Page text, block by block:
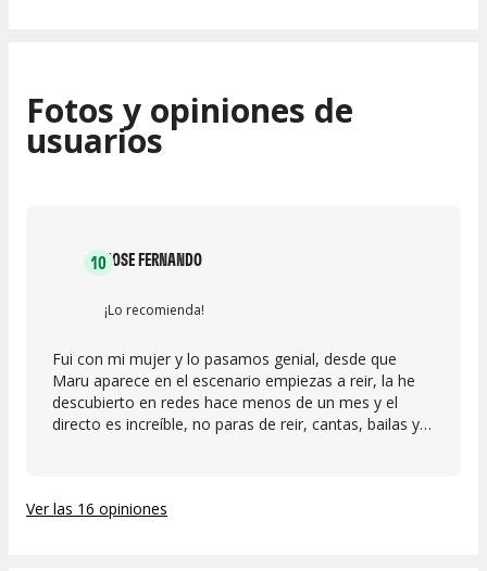
Fotos y opiniones de
usuarios
10JOSE FERNANDO
¡Lo recomienda!
Fui con mi mujer y lo pasamos genial, desde que
Maru aparece en el escenario empiezas a reir, la he
descubierto en redes hace menos de un mes y el
directo es increíble, no paras de reir, cantas, bailas y
Ver las 16 opiniones